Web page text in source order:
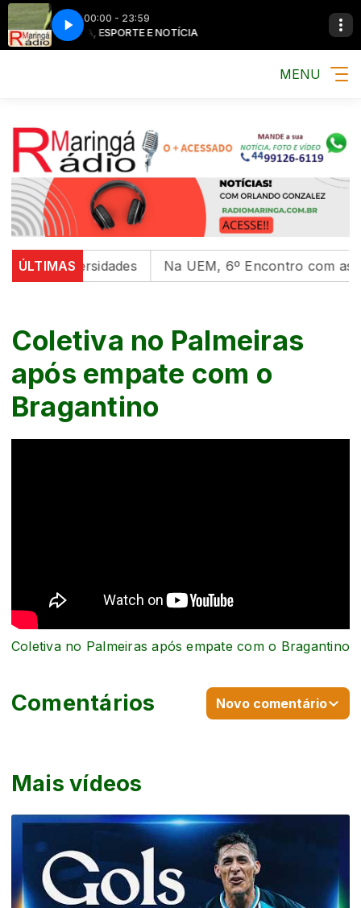
00:00 - 23:59
MÚSICA, ESPORTE E NOTÍCIA
MENU
ÚLTIMAS
universidades Na UEM, 6º Encontro com as
Coletiva no Palmeiras
após empate com o
Bragantino
Mais vídeos
Coletiva no Palmeiras após empate com o Bragantino
Comentários Novo comentário